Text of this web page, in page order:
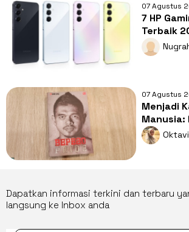
07 Agustus
7 HP
Terbaik
Jutaan!
07 Agustus
Menjadi
Manusia:
dari
Pride'
Dapatkan informasi terkini dan terbaru
langsung ke Inbox anda